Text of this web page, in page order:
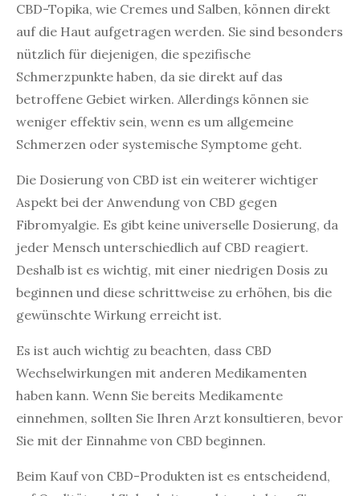
CBD-Topika, wie Cremes und Salben, können direkt
auf die Haut aufgetragen werden. Sie sind besonders
nützlich für diejenigen, die spezifische
Schmerzpunkte haben, da sie direkt auf das
betroffene Gebiet wirken. Allerdings können sie
weniger effektiv sein, wenn es um allgemeine
Schmerzen oder systemische Symptome geht.
Die Dosierung von CBD ist ein weiterer wichtiger
Aspekt bei der Anwendung von CBD gegen
Fibromyalgie. Es gibt keine universelle Dosierung, da
jeder Mensch unterschiedlich auf CBD reagiert.
Deshalb ist es wichtig, mit einer niedrigen Dosis zu
beginnen und diese schrittweise zu erhöhen, bis die
gewünschte Wirkung erreicht ist.
Es ist auch wichtig zu beachten, dass CBD
Wechselwirkungen mit anderen Medikamenten
haben kann. Wenn Sie bereits Medikamente
einnehmen, sollten Sie Ihren Arzt konsultieren, bevor
Sie mit der Einnahme von CBD beginnen.
Beim Kauf von CBD-Produkten ist es entscheidend,